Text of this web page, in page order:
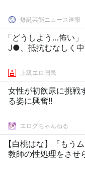
爆誕芸能ニュース速報
「どうしよう…怖い
J●、抵抗むなしく中
上級エロ国民
女性が初飲尿に挑戦
る姿に興奮!!
エログちゃんねる
【白桃はな】『もう
教師の性処理をさせ